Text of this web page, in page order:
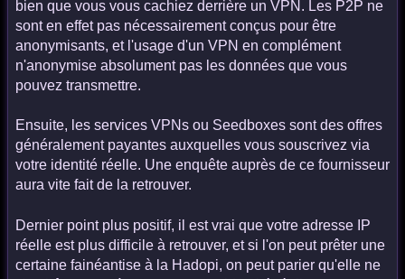
bien que vous vous cachiez derrière un VPN. Les P2P ne
sont en effet pas nécessairement conçus pour être
anonymisants, et l'usage d'un VPN en complément
n'anonymise absolument pas les données que vous
pouvez transmettre.
Ensuite, les services VPNs ou Seedboxes sont des offres
généralement payantes auxquelles vous souscrivez via
votre identité réelle. Une enquête auprès de ce fournisseur
aura vite fait de la retrouver.
Dernier point plus positif, il est vrai que votre adresse IP
réelle est plus difficile à retrouver, et si l'on peut prêter une
certaine fainéantise à la Hadopi, on peut parier qu'elle ne